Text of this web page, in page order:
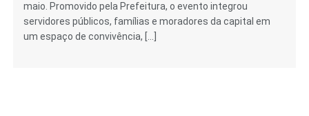
maio. Promovido pela Prefeitura, o evento integrou
servidores públicos, famílias e moradores da capital em
um espaço de convivência, […]